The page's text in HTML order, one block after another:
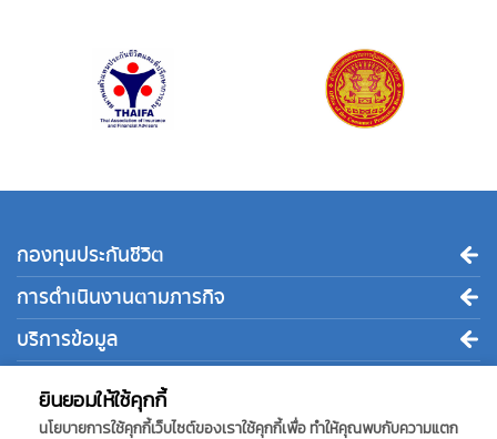
ยินยอมให้ใช้คุกกี้
นโยบายการใช้คุกกี้เว็บไซต์ของเราใช้คุกกี้เพื่อ ทำให้คุณพบกับความแตก
กองทุนประกันชีวิต
การดำเนินงานตามภารกิจ
บริการข้อมูล